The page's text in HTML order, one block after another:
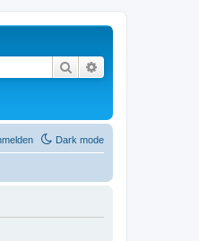
Suche
Dark mode